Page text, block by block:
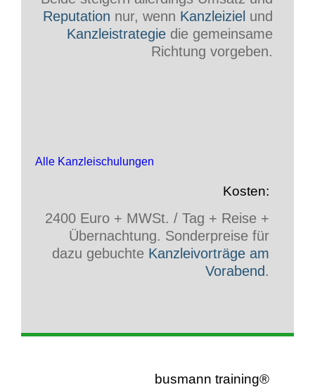
Reputation nur, wenn Kanzleiziel und
Kanzleistrategie die gemeinsame
Richtung vorgeben.
Alle Kanzleischulungen
Kosten:
2400 Euro + MWSt. / Tag + Reise +
Übernachtung. Sonderpreise für
dazu gebuchte Kanzleivorträge am
Vorabend .
busmann training®